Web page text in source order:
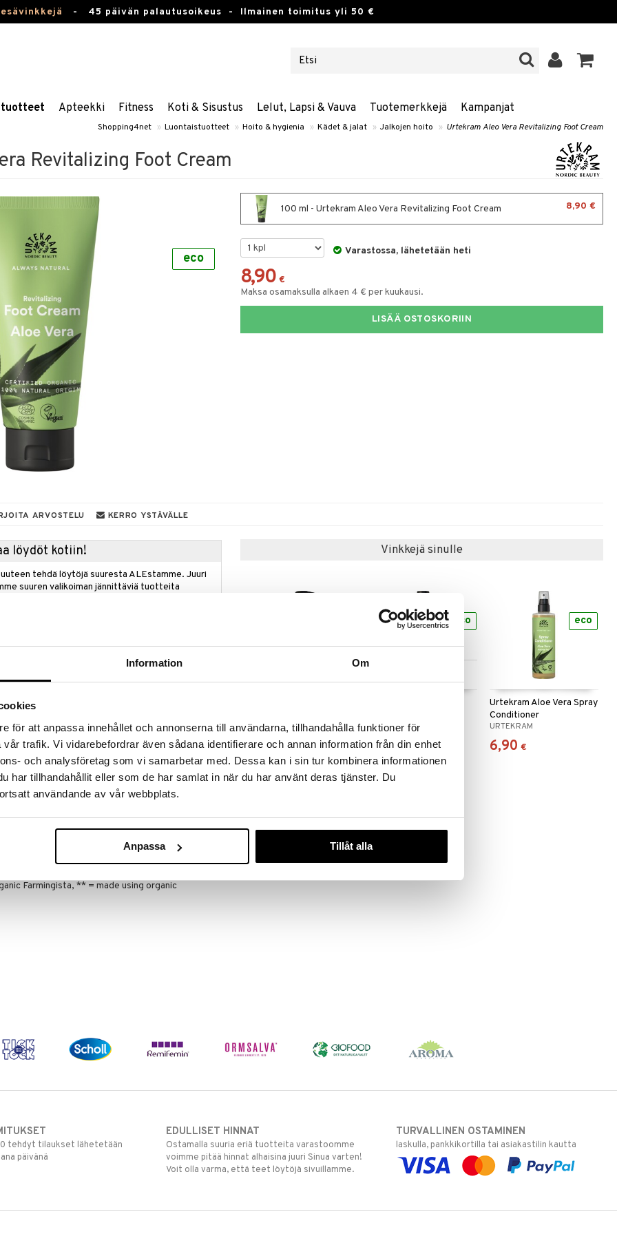
Information Om
för att anpassa innehållet och annonserna till användarna, tillhandahålla funktioner för
trafik. Vi vidarebefordrar även sådana identifierare och annan information från din enhet
och analysföretag som vi samarbetar med. Dessa kan i sin tur kombinera informationen
har tillhandahållit eller som de har samlat in när du har använt deras tjänster. Du
användande av vår webbplats.
Anpassa Tillåt alla
- 45 päivän palautusoikeus - Ilmainen toimitus yli 50 €
Apteekki Fitness Koti & Sisustus Lelut, Lapsi & Vauva Tuotemerkkejä Kampanjat
Shopping4net » Luontaistuotteet » Hoito & hygienia » Kädet & jalat » Jalkojen hoito » Urtekram Aleo Vera Revitalizing Foot Cream
Revitalizing Foot Cream
eco
100 ml - Urtekram Aleo Vera Revitalizing Foot Cream 8,90 €
Varastossa, lähetetään heti
8,90 €
Maksa osamaksulla alkaen 4 € per kuukausi.
LISÄÄ OSTOSKORIIN
ARVOSTELU KERRO YSTÄVÄLLE
löydöt kotiin!
tehdä löytöjä suuresta ALEstamme. Juuri
suuren valikoiman jännittäviä tuotteita
ale-löydöt »
sheavoilla on nopeasti-imeytyvä, raviten ja
ekologisia ainesosia antaen terveet jalat.
elastiinin ja kollageenin muodostumista.
pehmentämään kuivia ja halkeilevia kantapäitä.
ja minimoi hajun muodostumista.
simmondsia chinensis seed oil*, menthol*,
xanthan gum, hexapeptide-11, sodium
Farmingista, ** = made using organic
Vinkkejä sinulle
URTEKRAM
5,89 €
vaihtoehtona
URTEKRAM
alk.6,90 €
eco
Urtekram Aloe Vera Spray
Conditioner
URTEKRAM
6,90 €
eco
tehdyt tilaukset lähetetään
päivänä
EDULLISET HINNAT
Ostamalla suuria eriä tuotteita varastoomme
voimme pitää hinnat alhaisina juuri Sinua varten!
Voit olla varma, että teet löytöjä sivuillamme.
TURVALLINEN OSTAMINEN
laskulla, pankkikortilla tai asiakastilin kautta